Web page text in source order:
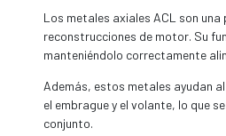
Los metales axiales ACL son
reconstrucciones de motor. Su
manteniéndolo correctamente
Además, estos metales ayudan
el embrague y el volante, lo que
conjunto.